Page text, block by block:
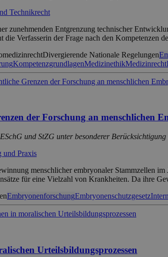
Technikrecht
zunehmenden Entgrenzung technischer
die Verfasserin der Frage nach den
Divergierende Nationale Regelungen
KompetenzgrundlagenMedizinethikMedizinrecht
der Forschung an menschlichen
und StZG unter besonderer
und Praxis
menschlicher embryonaler Stammzellen
für eine Vielzahl von Krankheiten. Da ihre
EmbryonenforschungEmbryonenschutzgesetz
Urteilsbildungsprozessen